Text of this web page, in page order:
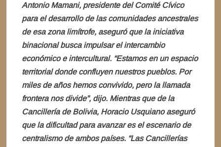
Antonio Mamani, presidente del Comité Cívico
para el desarrollo de las comunidades ancestrales
de esa zona limítrofe, aseguró que la iniciativa
binacional busca impulsar el intercambio
económico e intercultural. “Estamos en un espacio
territorial donde confluyen nuestros pueblos. Por
miles de años hemos convivido, pero la llamada
frontera nos divide”, dijo. Mientras que de la
Cancillería de Bolivia, Horacio Usquiano aseguró
que la dificultad para avanzar es el escenario de
centralismo de ambos países. “Las Cancillerías